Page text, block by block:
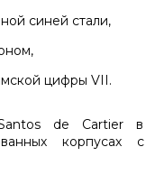
синей стали,
цифры VII.